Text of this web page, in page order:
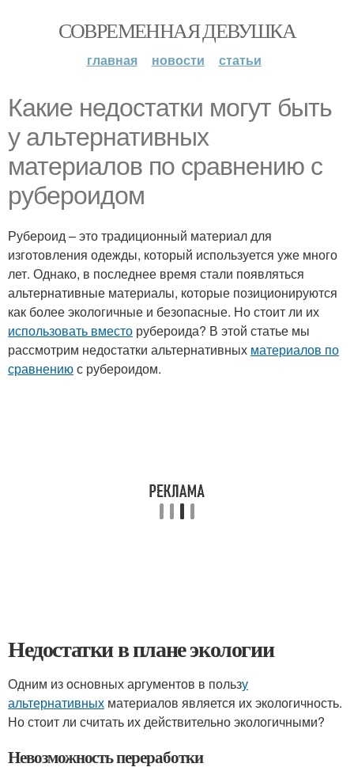
СОВРЕМЕННАЯ ДЕВУШКА
главная новости статьи
Какие недостатки могут быть
у альтернативных
материалов по сравнению с
рубероидом
Рубероид – это традиционный материал для
изготовления одежды, который используется уже много
лет. Однако, в последнее время стали появляться
альтернативные материалы, которые позиционируются
как более экологичные и безопасные. Но стоит ли их
использовать вместо рубероида? В этой статье мы
рассмотрим недостатки альтернативных материалов по
сравнениюс рубероидом.
Недостатки в плане экологии
Одним из основных аргументов в пользу
альтернативных материалов является их экологичность.
Но стоит ли считать их действительно экологичными?
Невозможность переработки